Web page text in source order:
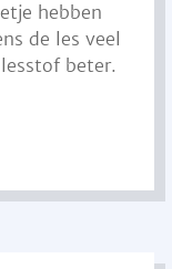
hebben
de les veel
beter.